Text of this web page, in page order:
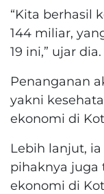
“Kita berhasil
144 miliar,
19 ini,” ujar dia.
Penanganan
yakni
ekonomi di
Lebih lanjut,
pihaknya juga
ekonomi di